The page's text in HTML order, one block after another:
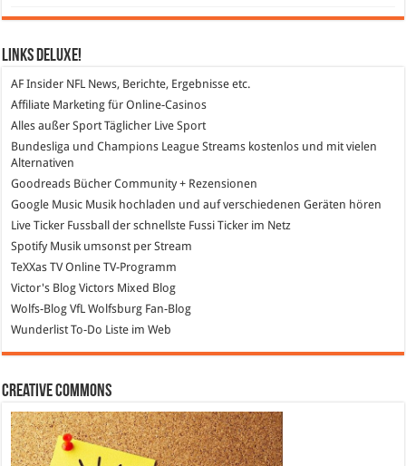
Links DeLuXe!
AF Insider NFL News, Berichte, Ergebnisse etc.
Affiliate Marketing für Online-Casinos
Alles außer Sport Täglicher Live Sport
Bundesliga und Champions League Streams kostenlos und mit vielen
Alternativen
Goodreads Bücher Community + Rezensionen
Google Music Musik hochladen und auf verschiedenen Geräten hören
Live Ticker Fussball der schnellste Fussi Ticker im Netz
SpotifyMusik umsonst per Stream
TeXXas TVOnline TV-Programm
Victor's Blog Victors Mixed Blog
Wolfs-Blog VfL Wolfsburg Fan-Blog
Wunderlist To-Do Liste im Web
Creative Commons